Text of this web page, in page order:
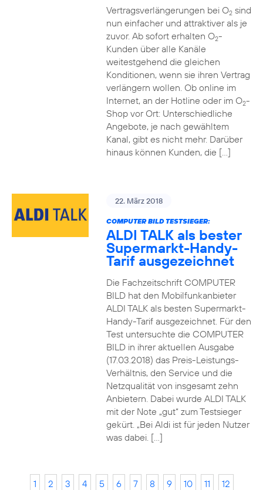
Vertragsverlängerungen bei O2sind
nun einfacher und attraktiver als je
zuvor. Ab sofort erhalten O2-
Kunden über alle Kanäle
weitestgehend die gleichen
Konditionen, wenn sie ihren Vertrag
verlängern wollen. Ob online im
Internet, an der Hotline oder im O2-
Shop vor Ort: Unterschiedliche
Angebote, je nach gewähltem
Kanal, gibt es nicht mehr. Darüber
hinaus können Kunden, die […]
22. März 2018
COMPUTER BILD TESTSIEGER:
ALDI TALK als bester
Supermarkt-Handy-
Tarif ausgezeichnet
Die Fachzeitschrift COMPUTER
BILD hat den Mobilfunkanbieter
ALDI TALK als besten Supermarkt-
Handy-Tarif ausgezeichnet. Für den
Test untersuchte die COMPUTER
BILD in ihrer aktuellen Ausgabe
(17.03.2018) das Preis-Leistungs-
Verhältnis, den Service und die
Netzqualität von insgesamt zehn
Anbietern. Dabei wurde ALDI TALK
mit der Note „gut“ zum Testsieger
gekürt. „Bei Aldi ist für jeden Nutzer
was dabei. […]
1 2 3 4 5 6 7 8 9 10 11
12